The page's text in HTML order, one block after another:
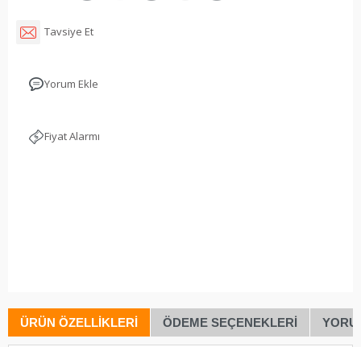
Tavsiye Et
Yorum Ekle
Fiyat Alarmı
ÜRÜN ÖZELLIKLERI ÖDEME SEÇENEKLERI